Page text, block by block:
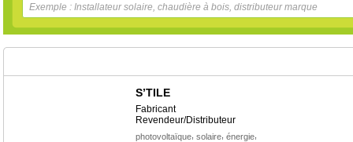
S’TILE
Fabricant
Revendeur/Distributeur
photovoltaïque, solaire, énergie,